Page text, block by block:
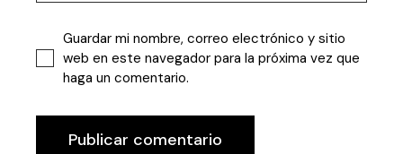
Guardar mi nombre, correo electrónico y sitio
web en este navegador para la próxima vez que
haga un comentario.
Publicar comentario